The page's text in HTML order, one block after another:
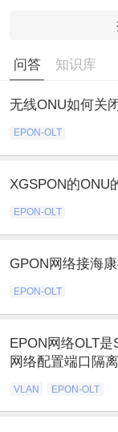
问答 知识库
无线ONU如何关
EPON-OLT
XGSPON的ONU
EPON-OLT
GPON网络接海
EPON-OLT
EPON网络OLT
网络配置端口隔
VLAN EPON-OLT